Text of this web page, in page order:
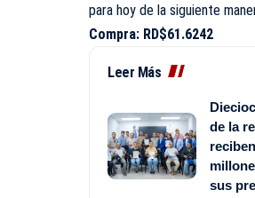
para hoy de la siguiente
Compra: RD$61.6242
Leer Más
de la
sus